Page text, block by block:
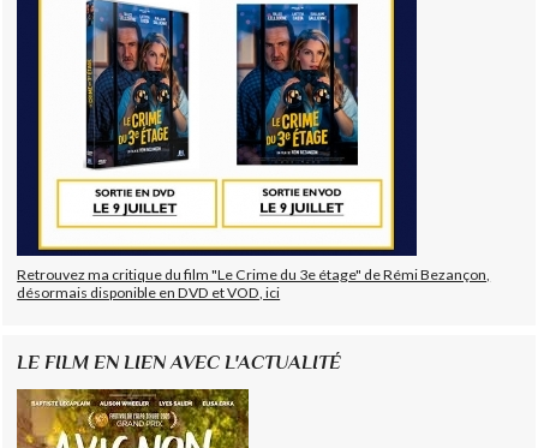
Retrouvez ma critique du film "Le Crime du 3e étage" de Rémi Bezançon,
désormais disponible en DVD et VOD, ici
LE FILM EN LIEN AVEC L'ACTUALITÉ